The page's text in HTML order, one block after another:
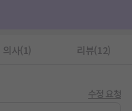
의사(1) 리뷰(12)
수정 요청